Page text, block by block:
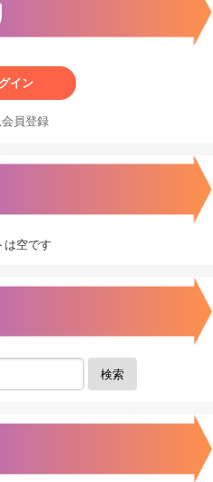
イン
会員登録
は空です
検索